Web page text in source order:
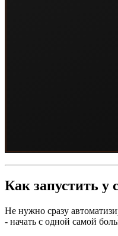
Как запустить у
Не нужно сразу
- начать с одной самой